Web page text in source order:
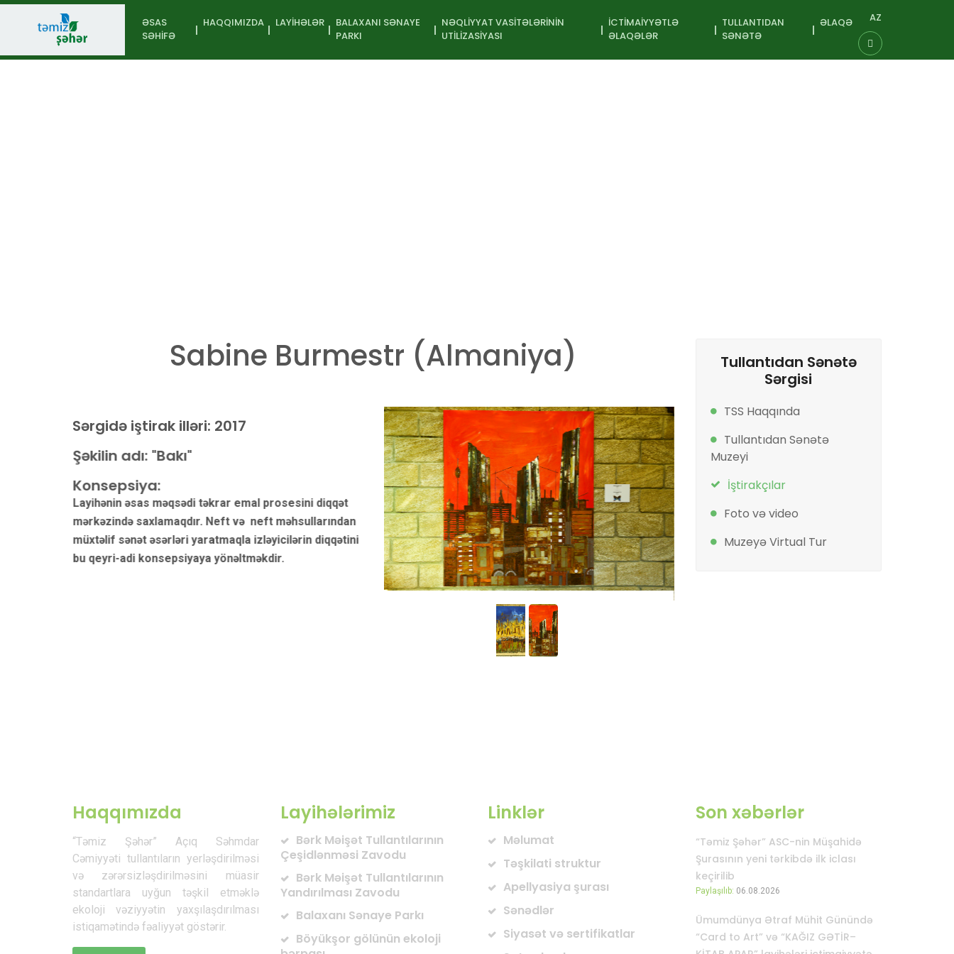
AZ
ƏSAS
SƏHIFƏ
HAQQIMIZDA LAYIHƏLƏR
BALAXANI SƏNAYE
PARKI
NƏQLIYYAT VASITƏLƏRININ
UTILIZASIYASI
İCTIMAIYYƏTLƏ
ƏLAQƏLƏR
TULLANTIDAN
SƏNƏTƏ
ƏLAQƏ
Sabine Burmestr (Almaniya)
Sərgidə iştirak illəri: 2017
Şəkilin adı: "Bakı"
Konsepsiya:
Layihənin əsas məqsədi təkrar emal prosesini diqqət
mərkəzində saxlamaqdır. Neft və neft məhsullarından
müxtəlif sənət əsərləri yaratmaqla izləyicilərin diqqətini
bu qeyri-adi konsepsiyaya yönəltməkdir.
Şəkilin adı: "Bakı"
Konsepsiya:
Layihənin əsas məqsədi təkrar emal prosesini diqqət
mərkəzində saxlamaqdır. Neft və neft məhsullarından
müxtəlif sənət əsərləri yaratmaqla izləyicilərin diqqətini
bu qeyri-adi konsepsiyaya yönəltməkdir.
Tullantıdan Sənətə
Sərgisi
TSS Haqqında
Tullantıdan Sənətə
Muzeyi
İştirakçılar
Foto və video
Muzeyə Virtual Tur
Haqqımızda
“Təmiz Şəhər” Açıq Səhmdar
Cəmiyyəti tullantıların yerləşdirilməsi
və zərərsizləşdirilməsini müasir
standartlara uyğun təşkil etməklə
ekoloji vəziyyətin yaxşılaşdırılması
istiqamətində fəaliyyət göstərir.
Layihələrimiz
Bərk Məişət Tullantılarının
Çeşidlənməsi Zavodu
Bərk Məişət Tullantılarının
Yandırılması Zavodu
Balaxanı Sənaye Parkı
Böyükşor gölünün ekoloji
Linklər
Məlumat
Təşkilati struktur
Apellyasiya şurası
Sənədlər
Siyasət və sertifikatlar
Son xəbərlər
“Təmiz Şəhər” ASC-nin Müşahidə
Şurasının yeni tərkibdə ilk iclası
keçirilib
Paylaşılıb: 06.08.2026
Ümumdünya Ətraf Mühit Günündə
“Card to Art” və “KAĞIZ GƏTİR–